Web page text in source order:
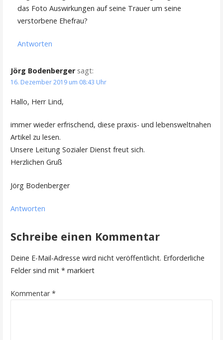
das Foto Auswirkungen auf seine Trauer um seine
verstorbene Ehefrau?
Antworten
Jörg Bodenberger sagt:
16. Dezember 2019 um 08:43 Uhr
Hallo, Herr Lind,
immer wieder erfrischend, diese praxis- und lebensweltnahen
Artikel zu lesen.
Unsere Leitung Sozialer Dienst freut sich.
Herzlichen Gruß
Jörg Bodenberger
Antworten
Schreibe einen Kommentar
Deine E-Mail-Adresse wird nicht veröffentlicht. Erforderliche
Felder sind mit *markiert
Kommentar*